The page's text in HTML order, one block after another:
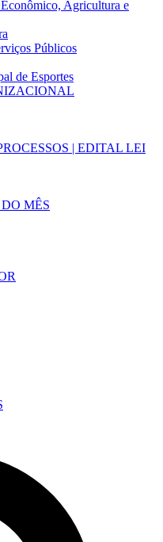
Agricultura e
Públicos
de Esportes
| EDITAL LEI
MÊS